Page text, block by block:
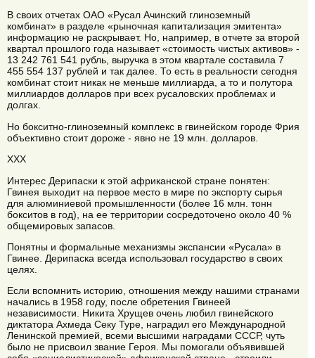
В своих отчетах ОАО «Русал Ачинский глиноземный
комбинат» в разделе «рыночная капитализация эмитента»
информацию не раскрывает. Но, например, в отчете за второй
квартал прошлого года называет «стоимость чистых активов» -
13 242 761 541 рубль, выручка в этом квартале составила 7
455 554 137 рублей и так далее. То есть в реальности сегодня
комбинат стоит никак не меньше миллиарда, а то и полутора
миллиардов долларов при всех русаловских проблемах и
долгах.
Но бокситно-глиноземный комплекс в гвинейском городе Фрия
объективно стоит дороже - явно не 19 млн. долларов.
ХХХ
Интерес Дерипаски к этой африканской стране понятен:
Гвинея выходит на первое место в мире по экспорту сырья
для алюминиевой промышленности (более 16 млн. тонн
бокситов в год), на ее территории сосредоточено около 40 %
общемировых запасов.
Понятны и формальные механизмы экспансии «Русала» в
Гвинее. Дерипаска всегда использовал государство в своих
целях.
Если вспомнить историю, отношения между нашими странами
начались в 1958 году, после обретения Гвинеей
независимости. Никита Хрущев очень любил гвинейского
диктатора Ахмеда Секу Туре, наградил его Международной
Ленинской премией, всеми высшими наградами СССР, чуть
было не присвоил звание Героя. Мы помогали объявившей